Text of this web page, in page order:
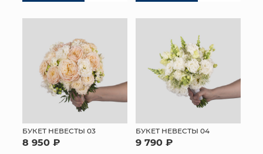
ПАКЕТЫ И СУМКИ
ПОДАРОЧНЫЕ КАРТЫ
ОПТОВЫМ КЛИЕНТАМ
БУКЕТ НЕВЕСТЫ 03
8 950 ₽
БУКЕТ НЕВЕСТЫ 04
9 790 ₽